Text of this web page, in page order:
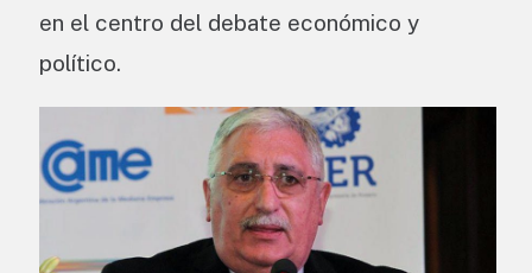
en el centro del debate económico y
político.